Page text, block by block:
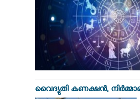
വൈദ്യുതി കണക്ഷന്‍, നിര്‍മ്മാണ